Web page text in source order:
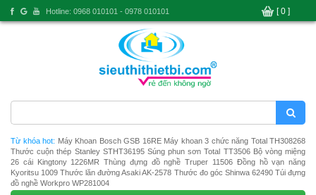
Từ khóa hot: Máy Khoan Bosch GSB 16RE Máy khoan 3 chức năng Total TH308268
Thước cuộn thép Stanley STHT36195 Súng phun sơn Total TT3506 Bộ vòng miệng
26 cái Kingtony 1226MR Thùng đựng đồ nghề Truper 11506 Đồng hồ vạn năng
Kyoritsu 1009 Thước lăn đường Asaki AK-2578 Thước đo góc Shinwa 62490 Túi đựng
đồ nghề Workpro WP281004
Hotline: 0968 010101 - 0978 010101 [ 0 ]